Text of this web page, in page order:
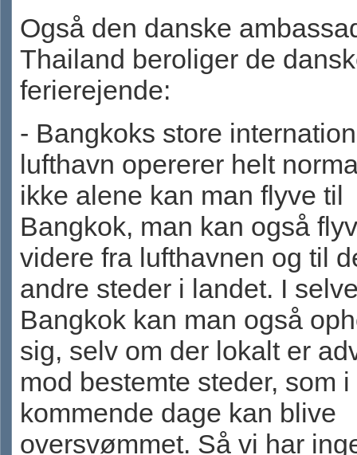
Også den danske
Thailand beroliger de
ferierejende:
- Bangkoks store
lufthavn opererer helt
ikke alene kan man flyve til
Bangkok, man kan også
videre fra lufthavnen og til
andre steder i landet. I
Bangkok kan man også
sig, selv om der lokalt er
mod bestemte steder, som i
kommende dage kan blive
oversvømmet. Så vi har